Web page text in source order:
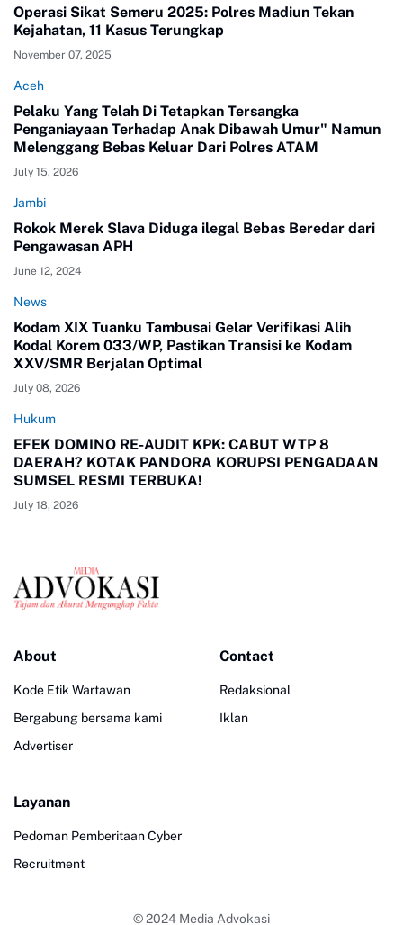
Operasi Sikat Semeru 2025: Polres Madiun Tekan
Kejahatan, 11 Kasus Terungkap
November 07, 2025
Aceh
Pelaku Yang Telah Di Tetapkan Tersangka
Penganiayaan Terhadap Anak Dibawah Umur" Namun
Melenggang Bebas Keluar Dari Polres ATAM
July 15, 2026
Jambi
Rokok Merek Slava Diduga ilegal Bebas Beredar dari
Pengawasan APH
June 12, 2024
News
Kodam XIX Tuanku Tambusai Gelar Verifikasi Alih
Kodal Korem 033/WP, Pastikan Transisi ke Kodam
XXV/SMR Berjalan Optimal
July 08, 2026
Hukum
EFEK DOMINO RE-AUDIT KPK: CABUT WTP 8
DAERAH? KOTAK PANDORA KORUPSI PENGADAAN
SUMSEL RESMI TERBUKA!
July 18, 2026
About
Kode Etik Wartawan
Bergabung bersama kami
Advertiser
Contact
Redaksional
Iklan
Layanan
Pedoman Pemberitaan Cyber
Recruitment
© 2024 Media Advokasi